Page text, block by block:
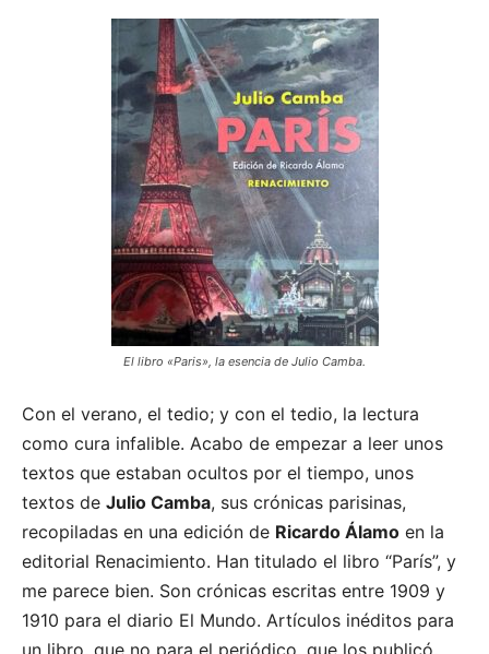
El libro «Paris», la esencia de Julio Camba.
Con el verano, el tedio; y con el tedio, la lectura
como cura infalible. Acabo de empezar a leer unos
textos que estaban ocultos por el tiempo, unos
textos de Julio Camba, sus crónicas parisinas,
recopiladas en una edición de Ricardo Álamo en la
editorial Renacimiento. Han titulado el libro “París”, y
me parece bien. Son crónicas escritas entre 1909 y
1910 para el diario El Mundo. Artículos inéditos para
un libro, que no para el periódico, que los publicó,